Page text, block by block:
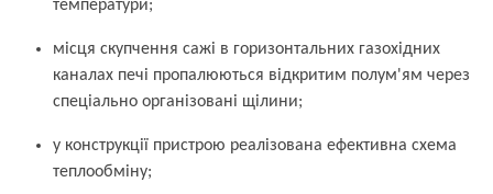
температури;
місця скупчення сажі в горизонтальних газохідних
каналах печі пропалюються відкритим полум'ям через
спеціально організовані щілини;
у конструкції пристрою реалізована ефективна схема
теплообміну;